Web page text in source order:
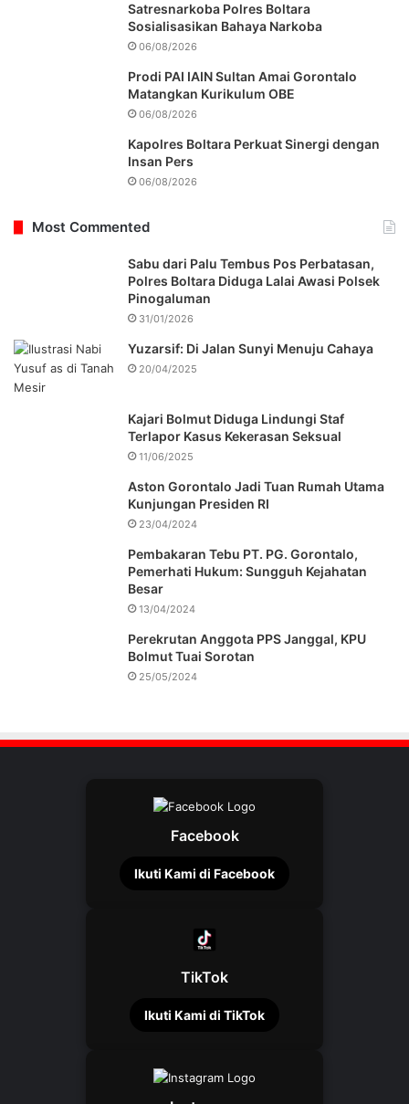
Satresnarkoba Polres Boltara
Sosialisasikan Bahaya Narkoba
06/08/2026
Prodi PAI IAIN Sultan Amai Gorontalo
Matangkan Kurikulum OBE
06/08/2026
Kapolres Boltara Perkuat Sinergi dengan
Insan Pers
06/08/2026
Most Commented
Sabu dari Palu Tembus Pos Perbatasan,
Polres Boltara Diduga Lalai Awasi Polsek
Pinogaluman
31/01/2026
Yuzarsif: Di Jalan Sunyi Menuju Cahaya
20/04/2025
Kajari Bolmut Diduga Lindungi Staf
Terlapor Kasus Kekerasan Seksual
11/06/2025
Aston Gorontalo Jadi Tuan Rumah Utama
Kunjungan Presiden RI
23/04/2024
Pembakaran Tebu PT. PG. Gorontalo,
Pemerhati Hukum: Sungguh Kejahatan
Besar
13/04/2024
Perekrutan Anggota PPS Janggal, KPU
Bolmut Tuai Sorotan
25/05/2024
Facebook
Ikuti Kami di Facebook
TikTok
Ikuti Kami di TikTok